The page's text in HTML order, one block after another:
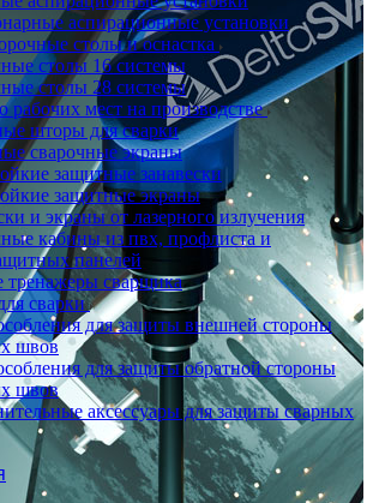
аспирационные установки
столы и оснастка
столы 16 системы
столы 28 системы
рабочих мест на производстве
шторы для сварки
сварочные экраны
защитные занавески
защитные экраны
и экраны от лазерного излучения
кабины из пвх, профлиста и
панелей
тренажеры сварщика
сварки
для защиты внешней стороны
швов
для защиты обратной стороны
швов
аксессуары для защиты сварных